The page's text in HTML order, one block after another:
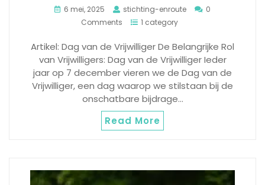
6 mei, 2025 stichting-enroute
0
Comments
1 category
Artikel: Dag van de Vrijwilliger De Belangrijke Rol
van Vrijwilligers: Dag van de Vrijwilliger Ieder
jaar op 7 december vieren we de Dag van de
Vrijwilliger, een dag waarop we stilstaan bij de
onschatbare bijdrage…
Read More